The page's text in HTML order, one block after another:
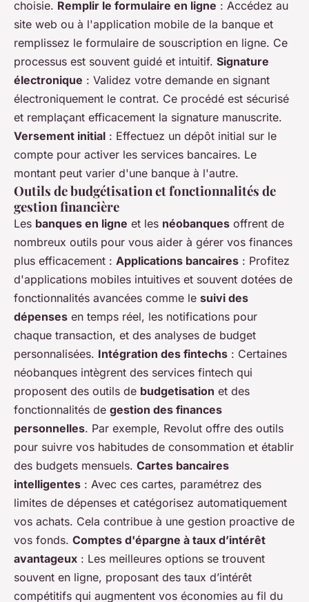
choisie. Remplir le formulaire en ligne : Accédez au
site web ou à l'application mobile de la banque et
remplissez le formulaire de souscription en ligne. Ce
processus est souvent guidé et intuitif. Signature
électronique : Validez votre demande en signant
électroniquement le contrat. Ce procédé est sécurisé
et remplaçant efficacement la signature manuscrite.
Versement initial : Effectuez un dépôt initial sur le
compte pour activer les services bancaires. Le
montant peut varier d'une banque à l'autre.
Outils de budgétisation et fonctionnalités de
gestion financière
Les banques en ligne et les néobanques offrent de
nombreux outils pour vous aider à gérer vos finances
plus efficacement : Applications bancaires : Profitez
d'applications mobiles intuitives et souvent dotées de
fonctionnalités avancées comme le suivi des
dépenses en temps réel, les notifications pour
chaque transaction, et des analyses de budget
personnalisées. Intégration des fintechs : Certaines
néobanques intègrent des services fintech qui
proposent des outils de budgetisation et des
fonctionnalités de gestion des finances
personnelles. Par exemple, Revolut offre des outils
pour suivre vos habitudes de consommation et établir
des budgets mensuels. Cartes bancaires
intelligentes : Avec ces cartes, paramétrez des
limites de dépenses et catégorisez automatiquement
vos achats. Cela contribue à une gestion proactive de
vos fonds. Comptes d'épargne à taux d’intérêt
avantageux : Les meilleures options se trouvent
souvent en ligne, proposant des taux d’intérêt
compétitifs qui augmentent vos économies au fil du